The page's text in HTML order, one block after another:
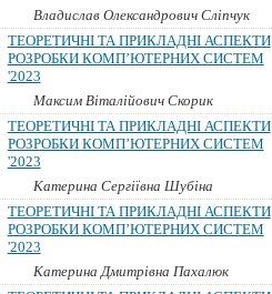
Владислав Олександрович Сліпчук
ТЕОРЕТИЧНІ ТА ПРИКЛАДНІ АСПЕКТИ
РОЗРОБКИ КОМП’ЮТЕРНИХ СИСТЕМ
'2023
Максим Віталійович Скорик
ТЕОРЕТИЧНІ ТА ПРИКЛАДНІ АСПЕКТИ
РОЗРОБКИ КОМП’ЮТЕРНИХ СИСТЕМ
'2023
Катерина Сергіївна Шубіна
ТЕОРЕТИЧНІ ТА ПРИКЛАДНІ АСПЕКТИ
РОЗРОБКИ КОМП’ЮТЕРНИХ СИСТЕМ
'2023
Катерина Дмитрівна Пахалюк